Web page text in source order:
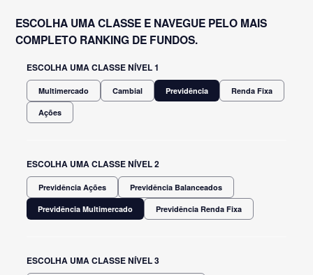
ESCOLHA UMA CLASSE E NAVEGUE PELO MAIS
COMPLETO RANKING DE FUNDOS.
ESCOLHA UMA CLASSE NÍVEL 1
Multimercado Cambial Previdência Renda Fixa
Ações
ESCOLHA UMA CLASSE NÍVEL 2
Previdência Ações Previdência Balanceados
Previdência Multimercado Previdência Renda Fixa
ESCOLHA UMA CLASSE NÍVEL 3